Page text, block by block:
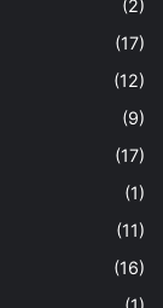
(2)
(17)
(12)
(9)
(17)
(1)
(11)
(16)